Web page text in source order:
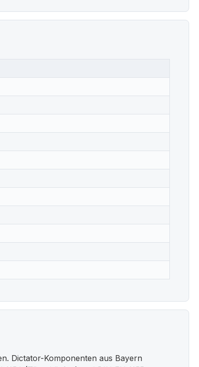
Dictator-Komponenten aus Bayern